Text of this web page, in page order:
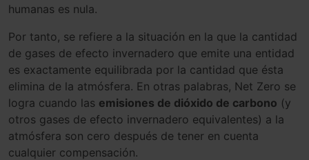
humanas es nula.
Por tanto, se refiere a la situación en la que la cantidad
de gases de efecto invernadero que emite una entidad
es exactamente equilibrada por la cantidad que ésta
elimina de la atmósfera. En otras palabras, Net Zero se
logra cuando las emisiones de dióxido de carbono (y
otros gases de efecto invernadero equivalentes) a la
atmósfera son cero después de tener en cuenta
cualquier compensación.